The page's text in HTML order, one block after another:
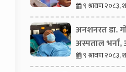
९ श्रावण २०८३,
अनशनरत डा.
अस्पताल
९ श्रावण २०८३,